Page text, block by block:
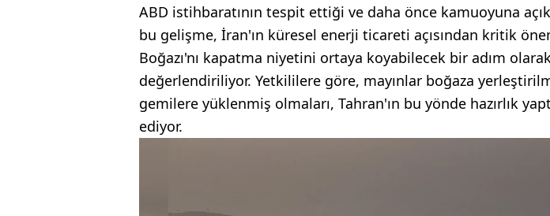
ABD istihbaratının tespit ettiği ve daha önce kamuoyuna
bu gelişme, İran'ın küresel enerji ticareti açısından kritik
Boğazı'nı kapatma niyetini ortaya koyabilecek bir adım
değerlendiriliyor. Yetkililere göre, mayınlar boğaza
gemilere yüklenmiş olmaları, Tahran'ın bu yönde hazırlık
ediyor.